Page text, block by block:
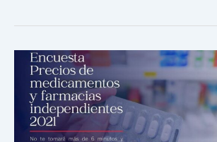
ODECU
invita
responder
Encuesta
sobre